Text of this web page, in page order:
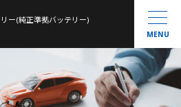
ー(純正準拠バッテリー)
MENU